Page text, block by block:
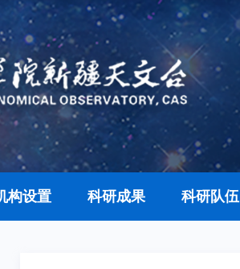
构设置 科研成果 科研队伍